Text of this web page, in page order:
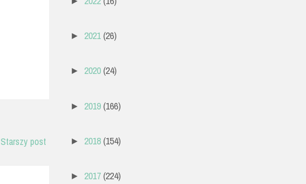
Starszy post
► 2021 (26)
► 2020 (24)
► 2019 (166)
► 2018 (154)
► 2017 (224)